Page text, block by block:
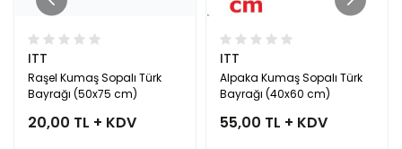
ITT
Raşel Kumaş Sopalı Türk
Bayrağı (50x75 cm)
20,00 TL + KDV
ITT
Alpaka Kumaş Sopalı Türk
Bayrağı (40x60 cm)
55,00 TL + KDV